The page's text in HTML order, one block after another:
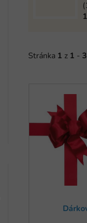
Stránka 1 z 1 - 3
i
s